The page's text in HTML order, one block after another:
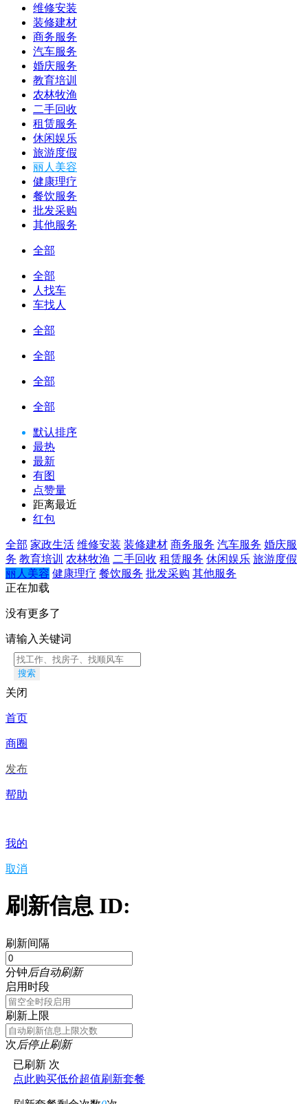
维修安装
装修建材
商务服务
汽车服务
婚庆服务
教育培训
农林牧渔
二手回收
租赁服务
休闲娱乐
旅游度假
丽人美容
健康理疗
餐饮服务
批发采购
其他服务
全部
全部
人找车
车找人
全部
全部
全部
全部
默认排序
最热
最新
有图
点赞量
距离最近
红包
全部 家政生活 维修安装 装修建材 商务服务 汽车服务 婚庆服
务 教育培训 农林牧渔 二手回收 租赁服务 休闲娱乐 旅游度假
丽人美容 健康理疗 餐饮服务 批发采购 其他服务
正在加载
没有更多了
请输入关键词
搜索
关闭
首页
商圈
发布
帮助
我的
取消
刷新信息 ID:
刷新间隔
分钟后自动刷新
启用时段
刷新上限
次后停止刷新
已刷新 次
点此购买低价超值刷新套餐